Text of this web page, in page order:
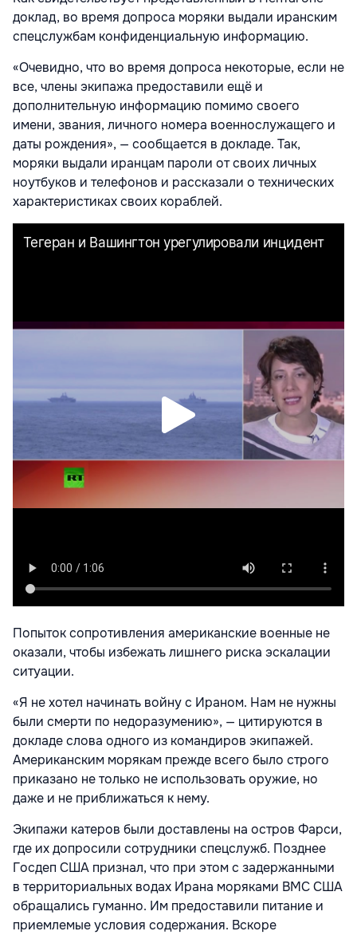
доклад, во время допроса моряки выдали иранским
спецслужбам конфиденциальную информацию.
«Очевидно, что во время допроса некоторые, если не
все, члены экипажа предоставили ещё и
дополнительную информацию помимо своего
имени, звания, личного номера военнослужащего и
даты рождения», — сообщается в докладе. Так,
моряки выдали иранцам пароли от своих личных
ноутбуков и телефонов и рассказали о технических
характеристиках своих кораблей.
Попыток сопротивления американские военные не
оказали, чтобы избежать лишнего риска эскалации
ситуации.
«Я не хотел начинать войну с Ираном. Нам не нужны
были смерти по недоразумению», — цитируются в
докладе слова одного из командиров экипажей.
Американским морякам прежде всего было строго
приказано не только не использовать оружие, но
даже и не приближаться к нему.
Экипажи катеров были доставлены на остров Фарси,
где их допросили сотрудники спецслужб. Позднее
Госдеп США признал, что при этом с задержанными
в территориальных водах Ирана моряками ВМС США
обращались гуманно. Им предоставили питание и
приемлемые условия содержания. Вскоре